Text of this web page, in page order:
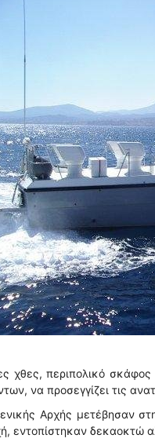
χθες, περιπολικό
να προσεγγίζει τις
Αρχής μετέβησαν
εντοπίστηκαν δεκαοκτώ